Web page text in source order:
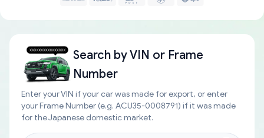
Search byVIN or Frame
Number
Enter your VIN if your car was made for export, or enter
your Frame Number (e.g. ACU35-0008791) if it was made
for the Japanese domestic market.